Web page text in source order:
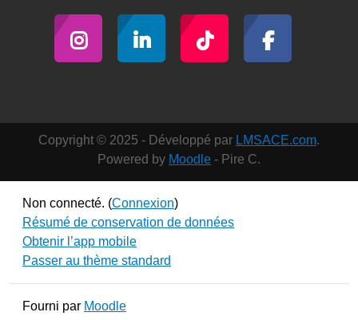
Copyright © 2025 - Développé par LMSACE.com.
Powered by Moodle - Pire C.
Non connecté. (Connexion)
Résumé de conservation de données
Obtenir l’app mobile
Passer au thème standard
Fourni par Moodle